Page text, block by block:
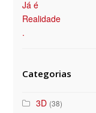
Categorias
3D (38)